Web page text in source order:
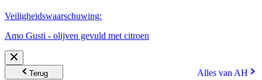
Veiligheidswaarschuwing:
Amo Gusti - olijven gevuld met citroen
Terug Alles van AH